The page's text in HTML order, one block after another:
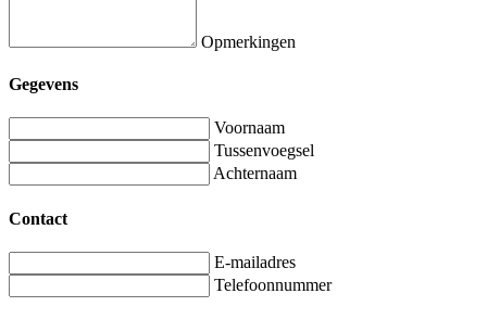
Opmerkingen
Gegevens
Voornaam
Tussenvoegsel
Achternaam
Contact
E-mailadres
Telefoonnummer